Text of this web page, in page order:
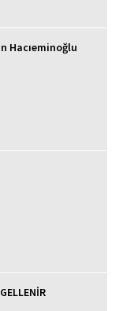
Hacıeminoğlu